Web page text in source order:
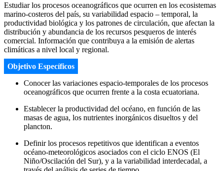
Estudiar los procesos oceanográficos que ocurren en los ecosistemas
marino-costeros del país, su variabilidad espacio – temporal, la
productividad biológica y los patrones de circulación, que afectan la
distribución y abundancia de los recursos pesqueros de interés
comercial. Información que contribuya a la emisión de alertas
climáticas a nivel local y regional.
Objetivo Específicos
Conocer las variaciones espacio-temporales de los procesos
oceanográficos que ocurren frente a la costa ecuatoriana.
Establecer la productividad del océano, en función de las
masas de agua, los nutrientes inorgánicos disueltos y del
plancton.
Definir los procesos repetitivos que identifican a eventos
océano-meteorológicos asociados con el ciclo ENOS (El
Niño/Oscilación del Sur), y a la variabilidad interdecadal, a